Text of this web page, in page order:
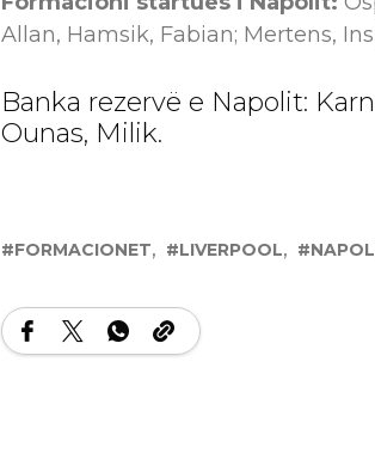
Allan, Hamsik, Fabian; Mertens,
Banka rezervë e Napolit:
Ounas, Milik.
FORMACIONET LIVERPOOL